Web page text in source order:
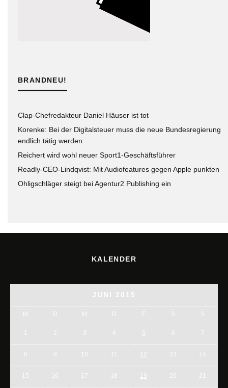
BRANDNEU!
Clap-Chefredakteur Daniel Häuser ist tot
Korenke: Bei der Digitalsteuer muss die neue Bundesregierung
endlich tätig werden
Reichert wird wohl neuer Sport1-Geschäftsführer
Readly-CEO-Lindqvist: Mit Audiofeatures gegen Apple punkten
Ohligschläger steigt bei Agentur2 Publishing ein
KALENDER
JUNI 2015
M D M D F S S
1 2 3 5 6 7
8 9 10 11 12 13 14
15 16 17 18 19 20 21